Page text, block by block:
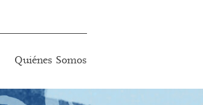
Quiénes Somos